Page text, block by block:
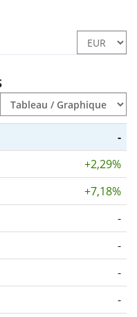
-
+2,29%
+7,18%
-
-
-
-